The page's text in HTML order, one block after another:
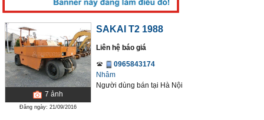
7 ảnh
Đăng ngày: 21/09/2016
SAKAI T2 1988
Liên hệ báo giá
0965843174
Nhâm
Người dùng bán tại Hà Nội